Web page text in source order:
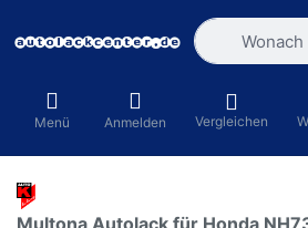
Geben Sie
Menü Anmelden Vergleichen